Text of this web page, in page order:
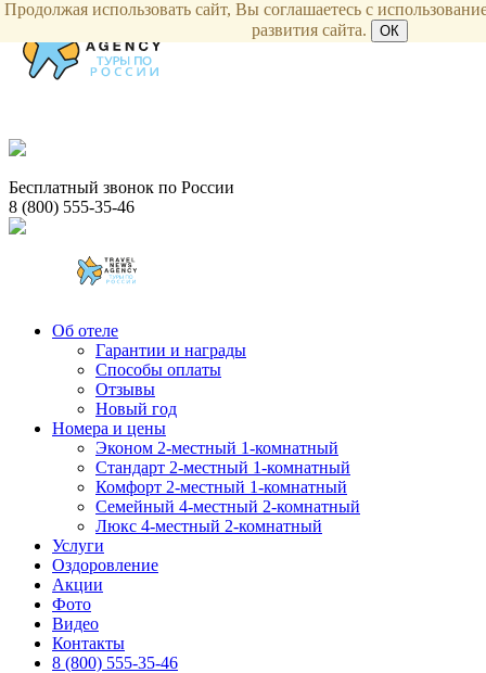
Бесплатный звонок по России
8 (800) 555-35-46
Об отеле
Гарантии и награды
Способы оплаты
Отзывы
Новый год
Номера и цены
Эконом 2-местный 1-комнатный
Стандарт 2-местный 1-комнатный
Комфорт 2-местный 1-комнатный
Семейный 4-местный 2-комнатный
Люкс 4-местный 2-комнатный
Услуги
Оздоровление
Акции
Фото
Видео
Контакты
8 (800) 555-35-46
Продолжая использовать сайт, Вы соглашаетесь с
развития сайта.
ОК